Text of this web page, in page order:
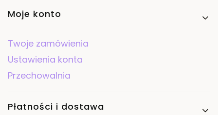
Moje konto
Twoje zamówienia
Ustawienia konta
Przechowalnia
Płatności i dostawa